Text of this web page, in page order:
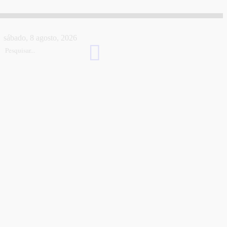
sábado, 8 agosto, 2026